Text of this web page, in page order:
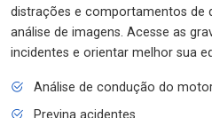
distrações e comportamentos de
análise de imagens. Acesse as
incidentes e orientar melhor sua
Análise de condução do
Previna acidentes